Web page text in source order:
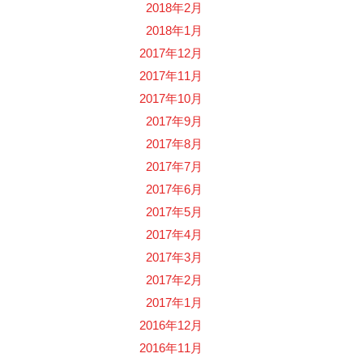
2018年2月
2018年1月
2017年12月
2017年11月
2017年10月
2017年9月
2017年8月
2017年7月
2017年6月
2017年5月
2017年4月
2017年3月
2017年2月
2017年1月
2016年12月
2016年11月